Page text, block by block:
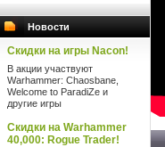
Новости
Скидки на игры Nacon!
В акции участвуют
Warhammer: Chaosbane,
Welcome to ParadiZe и
другие игры
Скидки на Warhammer
40,000: Rogue Trader!